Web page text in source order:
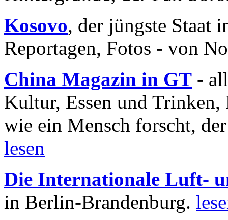
Kosovo, der jüngste Staat
Reportagen, Fotos - von
China Magazin in GT -
Kultur, Essen und
wie ein Mensch forscht,
lesen
Die Internationale Luft-
in Berlin-Brandenburg.